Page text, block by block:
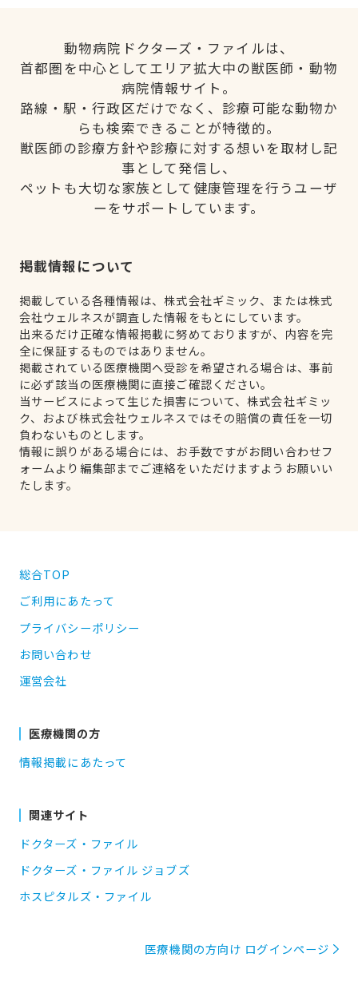
動物病院ドクターズ・ファイルは、
首都圏を中心としてエリア拡大中の獣医師・動物
病院情報サイト。
路線・駅・行政区だけでなく、診療可能な動物か
らも検索できることが特徴的。
獣医師の診療方針や診療に対する想いを取材し記
事として発信し、
ペットも大切な家族として健康管理を行うユーザ
ーをサポートしています。
掲載情報について
掲載している各種情報は、株式会社ギミック、または株式
会社ウェルネスが調査した情報をもとにしています。
出来るだけ正確な情報掲載に努めておりますが、内容を完
全に保証するものではありません。
掲載されている医療機関へ受診を希望される場合は、事前
に必ず該当の医療機関に直接ご確認ください。
当サービスによって生じた損害について、株式会社ギミッ
ク、および株式会社ウェルネスではその賠償の責任を一切
負わないものとします。
情報に誤りがある場合には、お手数ですがお問い合わせフ
ォームより編集部までご連絡をいただけますようお願いい
たします。
総合TOP
ご利用にあたって
プライバシーポリシー
お問い合わせ
運営会社
医療機関の方
情報掲載にあたって
関連サイト
ドクターズ・ファイル
ドクターズ・ファイル ジョブズ
ホスピタルズ・ファイル
医療機関の方向け ログインページ